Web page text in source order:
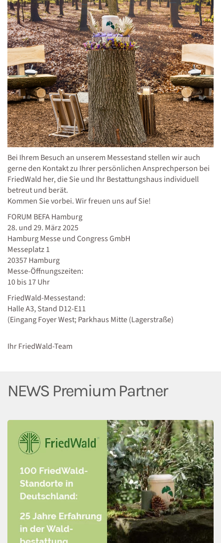
Bei Ihrem Besuch an unserem Messestand stellen wir auch
gerne den Kontakt zu Ihrer persönlichen Ansprechperson bei
FriedWald her, die Sie und Ihr Bestattungshaus individuell
betreut und berät.
Kommen Sie vorbei. Wir freuen uns auf Sie!
FORUM BEFA Hamburg
28. und 29. März 2025
Hamburg Messe und Congress GmbH
Messeplatz 1
20357 Hamburg
Messe-Öffnungszeiten:
10 bis 17 Uhr
FriedWald-Messestand:
Halle A3, Stand D12-E11
(Eingang Foyer West; Parkhaus Mitte (Lagerstraße)
Ihr FriedWald-Team
NEWS Premium Partner